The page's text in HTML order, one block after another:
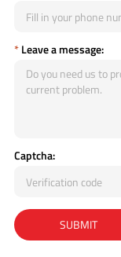
*Leave a message:
Captcha: